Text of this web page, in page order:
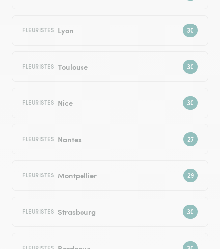
FLEURISTES Lyon
FLEURISTES Toulouse
FLEURISTES Nice
FLEURISTES Nantes
FLEURISTES Montpellier
FLEURISTES Strasbourg